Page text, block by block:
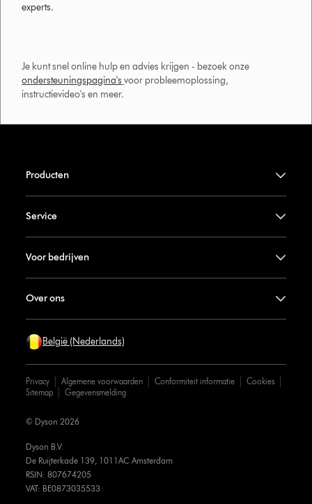
experts.
Je kunt snel online hulp en advies krijgen - bezoek onze
ondersteuningspagina's voor probleemoplossing,
instructievideo's en meer.
Producten
Service
Voor bedrijven
Over ons
België (Nederlands)
Privacy Algemene voorwaarden Conformiteit informatie
Cookies
Sitemap
Gegevensmelding
Dyson B.V.
De Ruijterkade 139, 1011AC Amsterdam
RSIN: 807674205
VAT: BE0873035533
© Dyson 2026